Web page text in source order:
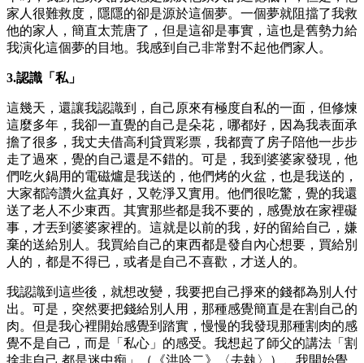
家人很難救度，隱隱的卻是源於這個夢。一個夢就阻擋了我救
他的家人，簡直太荒唐了，但是這卻是事實，這也是舊勢力給
我演化這個夢的目地。我感到自己非常對不起他們家人。
3.認識「私」
這幾天，還讓我認識到，自己原來有極度自私的一面，但修煉
這麼多年，我卻一直覺的自己是朵花，哪都好，因為我表面承
擔了很多，我丈夫借高利貸買彩票，我都賣了房子陪他一步步
走了過來，覺的自己還是不錯的。可是，我到婆婆家發現，他
們吃火鍋用的電磁爐是我送的，他們烤的火盆，也是我送的，
大家都誇讚火盆真好，又乾淨又實用。他們很吃驚，覺的我還
送了老人不少東西。其實那些都是我不要的，感覺放在家裡礙
事，才丟到婆婆家裡的。這就是以前的我，好的留給自己，嫌
棄的送給別人。我買給自己的東西都是發自內心想要，買給別
人的，都是不得已，或者是自己不喜歡，才送人的。
我認識到這些後，就想改變，我要把自己掙來的錢都為別人付
出。可是，突然要把錢給別人用，那種感覺簡直是在割自己的
肉。但是我心裡開始感覺到踏實，慢慢的我發現那種割肉的感
覺不是自己，而是「私心」的感受。我想起了師父的講法「割
捨非自己 都是迷中痴」（《洪吟二》〈去執〉）。我開始覺